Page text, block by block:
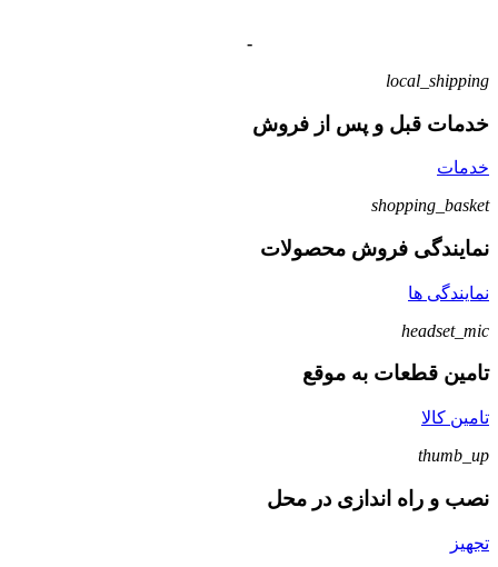
-
local_shipping
خدمات قبل و پس از فروش
خدمات
shopping_basket
نمایندگی فروش محصولات
نمایندگی ها
headset_mic
تامین قطعات به موقع
تامین کالا
thumb_up
نصب و راه اندازی در محل
تجهیز